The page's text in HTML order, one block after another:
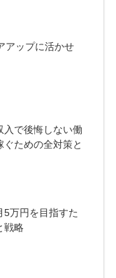
アップに活かせ
入で後悔しない働
ぐための全対策と
5万円を目指すた
戦略